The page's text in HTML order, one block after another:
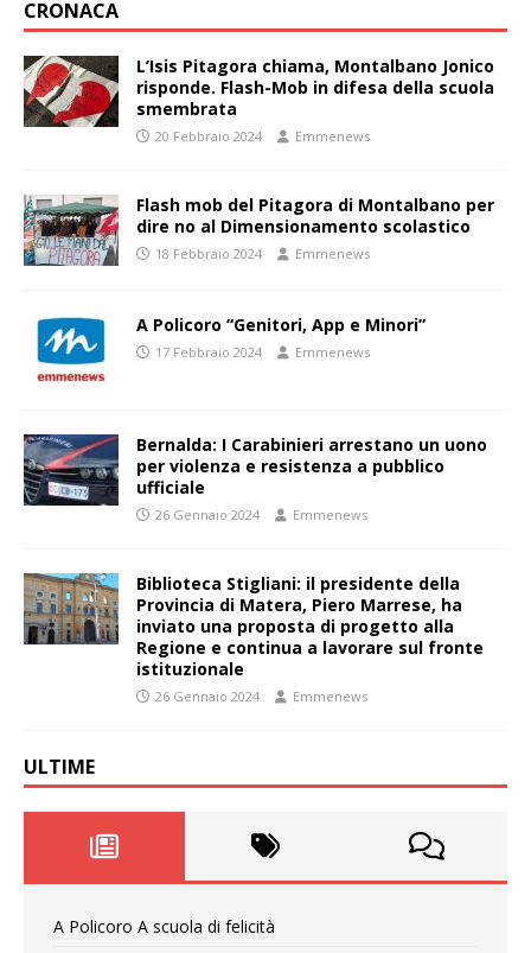
CRONACA
L’Isis Pitagora chiama, Montalbano Jonico
risponde. Flash-Mob in difesa della scuola
smembrata
20 Febbraio 2024 Emmenews
Flash mob del Pitagora di Montalbano per
dire no al Dimensionamento scolastico
18 Febbraio 2024 Emmenews
A Policoro “Genitori, App e Minori”
17 Febbraio 2024 Emmenews
Bernalda: I Carabinieri arrestano un uono
per violenza e resistenza a pubblico
ufficiale
26 Gennaio 2024 Emmenews
Biblioteca Stigliani: il presidente della
Provincia di Matera, Piero Marrese, ha
inviato una proposta di progetto alla
Regione e continua a lavorare sul fronte
istituzionale
26 Gennaio 2024 Emmenews
ULTIME
A Policoro A scuola di felicità